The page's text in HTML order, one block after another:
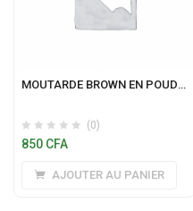
MOUTARDE BROWN EN POUDRE
(0)
850 CFA
AJOUTER AU PANIER